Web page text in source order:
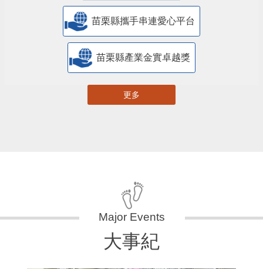
苗栗縣攜手串連愛心平台
苗栗縣產業金實卓越獎
更多
大事紀